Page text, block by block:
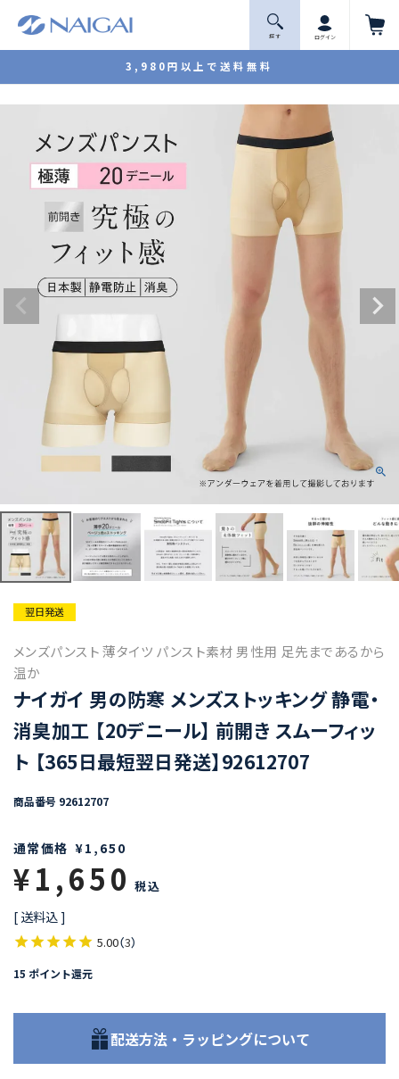
3,980円以上で送料無料
探 す ログイン
翌日発送
メンズパンスト 薄タイツ パンスト素材 男性用 足先まであるから
温か
ナイガイ 男の防寒 メンズストッキング 静電・
消臭加工 【20デニール】 前開き スムーフィッ
ト 【365日最短翌日発送】92612707
商品番号 92612707
通常価格 ¥1,650
¥1,650 税込
送料込
5.00（3）
15 ポイント還元
配送方法・ラッピングについて